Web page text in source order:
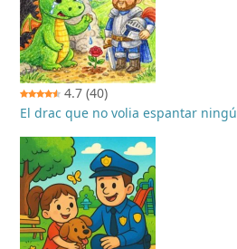
4.7 (40)
El drac que no volia espantar ningú